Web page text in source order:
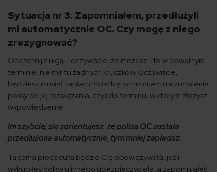
Sytuacja nr 3: Zapomniałem, przedłużyli
mi automatycznie OC. Czy mogę z niego
zrezygnować?
Odetchnij z ulgą – oczywiście, że możesz. I to w dowolnym
terminie, nie ma tu żadnych kruczków. Oczywiście,
będziesz musiał zapłacić składkę od momentu wznowienia
polisy do jej rozwiązania, czyli do terminu, w którym złożysz
wypowiedzenie.
Im szybciej się zorientujesz, że polisa OC została
przedłużona automatycznie, tym mniej zapłacisz.
Ta sama procedura będzie Cię obowiązywała, jeśli
wykupiłeś polisę u innego ubezpieczyciela, a zapomniałeś